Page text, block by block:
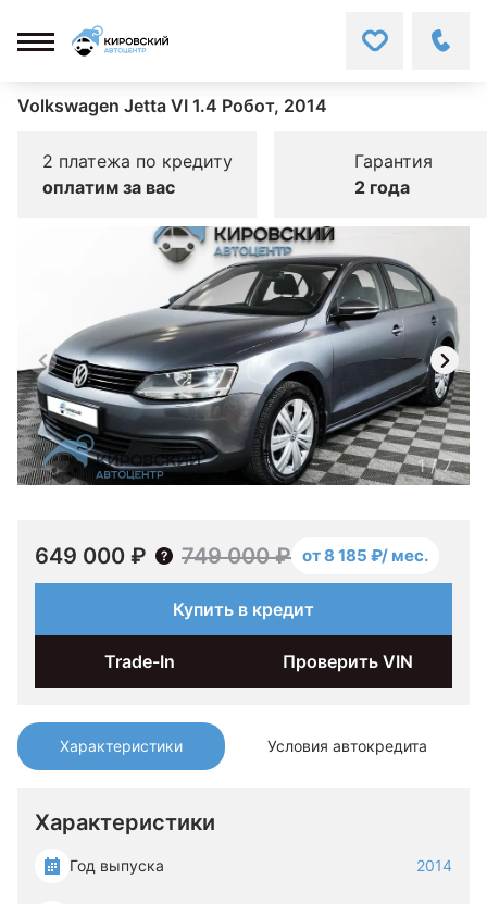
Volkswagen Jetta VI 1.4 Робот, 2014
2 платежа по кредиту
оплатим за вас
Гарантия
2 года
Характеристики Условия автокредита
Характеристики
Год выпуска 2014
1/7
649 000 ₽ 749 000 ₽ от 8 185 ₽/ мес.
Купить в кредит
Trade-In Проверить VIN